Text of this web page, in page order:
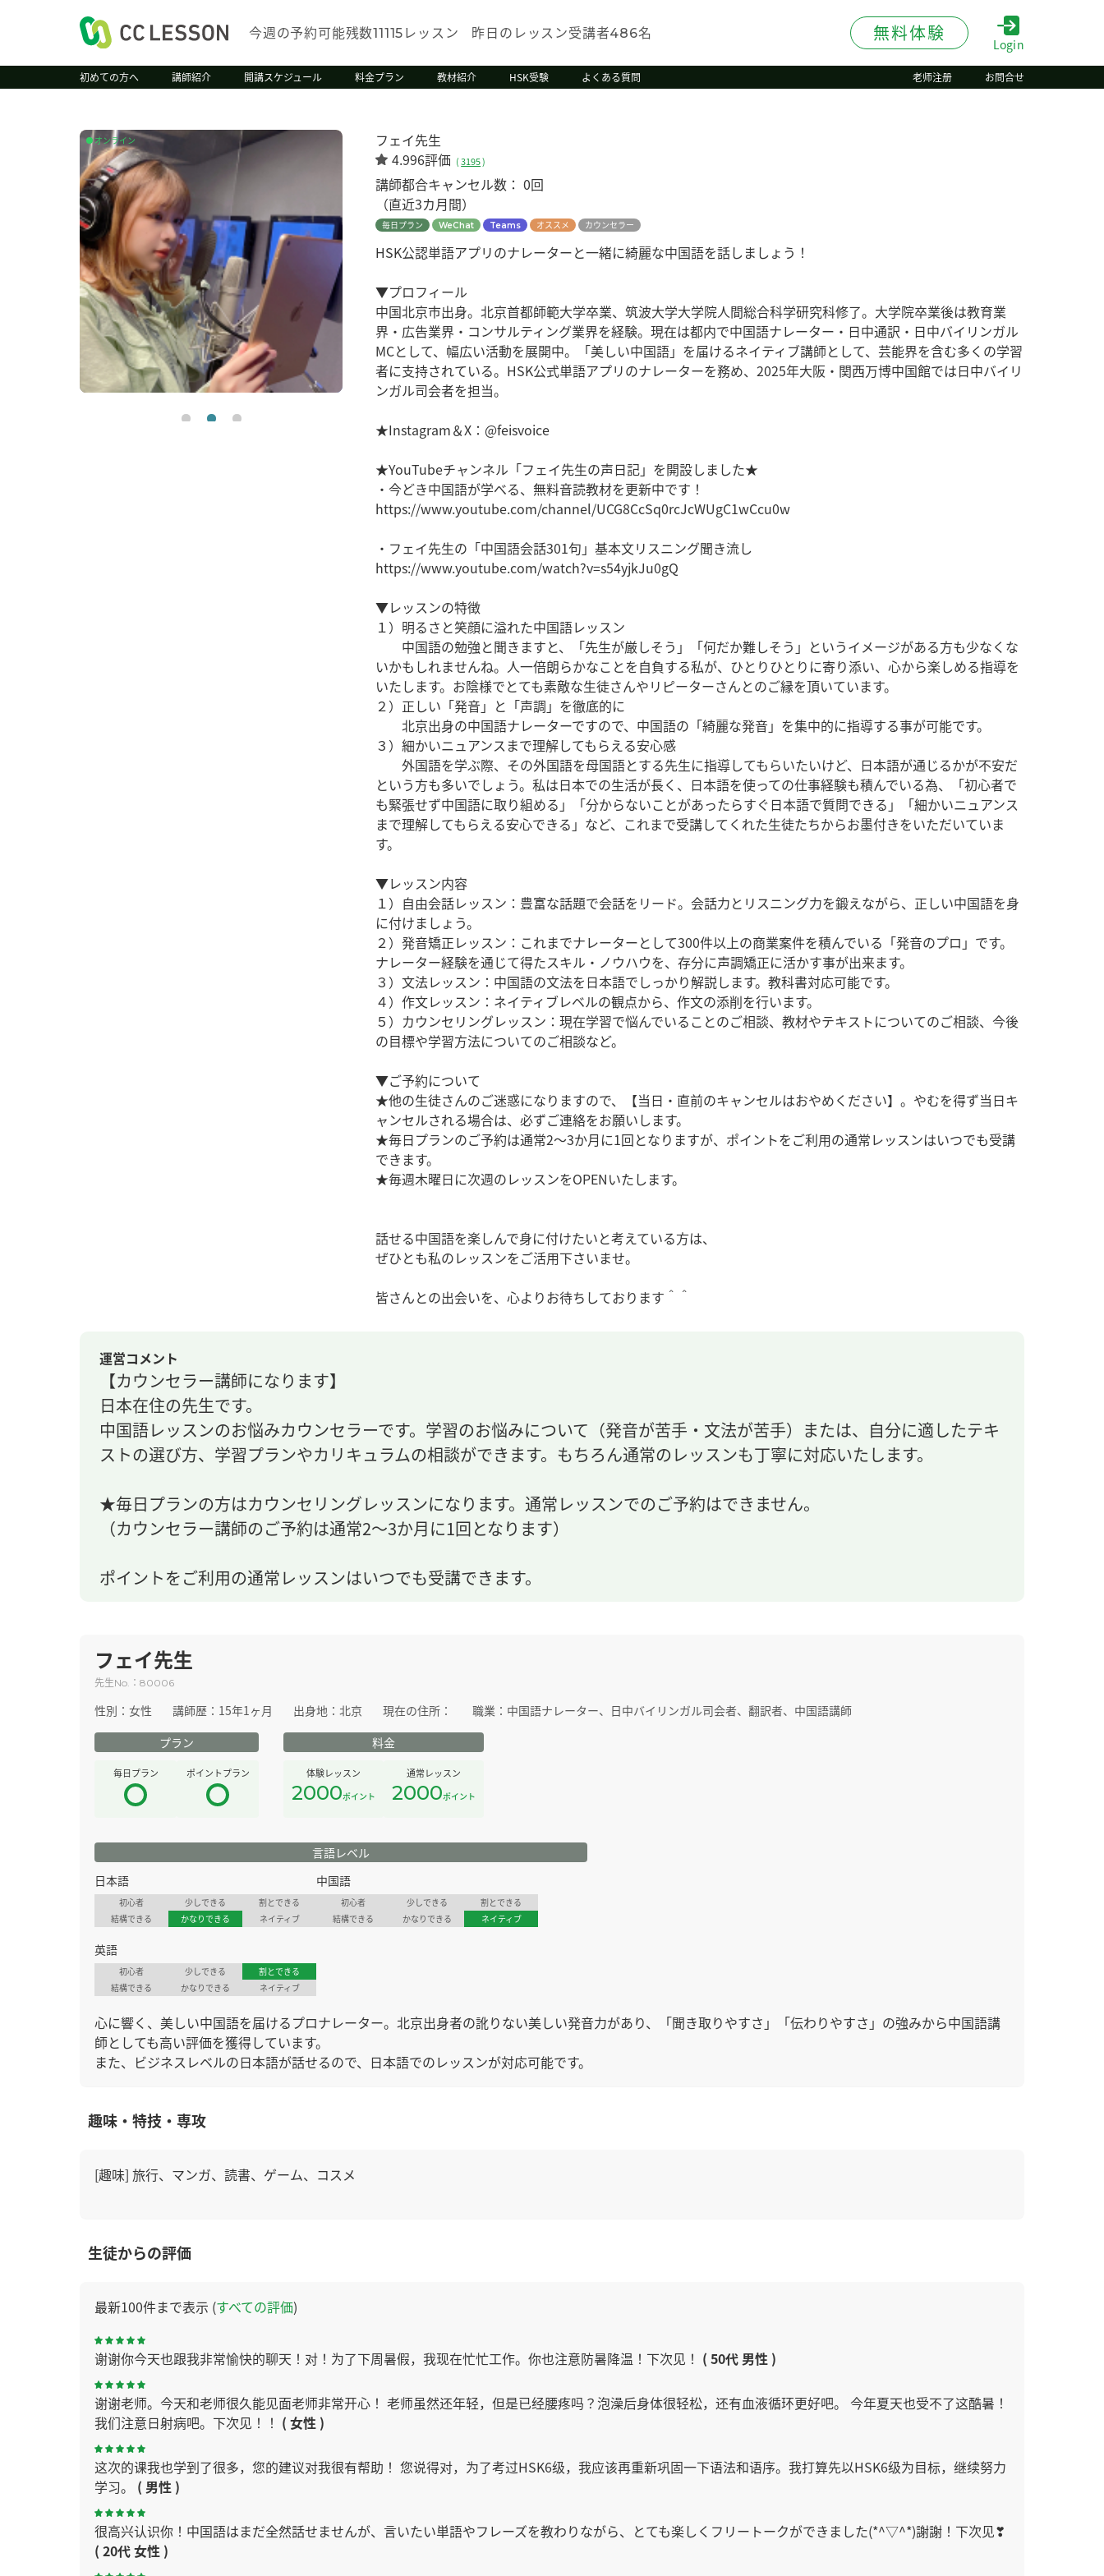
今週の予約可能残数11115 レッスン 昨日のレッスン受講者486名 無料体験
Login
初めての方へ 講師紹介 開講スケジュール 料金プラン 教材紹介 HSK受験 よくある質問 老师注册 お問合せ
オンライン
フェイ先生
4.996評価 (3195)
講師都合キャンセル数： 0回
（直近3カ月間）
毎日プラン WeChat Teams オススメ カウンセラー
HSK公認単語アプリのナレーターと一緒に綺麗な中国語を話しましょう！
▼プロフィール
中国北京市出身。北京首都師範大学卒業、筑波大学大学院人間総合科学研究科修了。大学院卒業後は教育業
界・広告業界・コンサルティング業界を経験。現在は都内で中国語ナレーター・日中通訳・日中バイリンガル
MCとして、幅広い活動を展開中。「美しい中国語」を届けるネイティブ講師として、芸能界を含む多くの学習
者に支持されている。HSK公式単語アプリのナレーターを務め、2025年大阪・関西万博中国館では日中バイリ
ンガル司会者を担当。
★Instagram＆X：@feisvoice
★YouTubeチャンネル「フェイ先生の声日記」を開設しました★
・今どき中国語が学べる、無料音読教材を更新中です！
https://www.youtube.com/channel/UCG8CcSq0rcJcWUgC1wCcu0w
・フェイ先生の「中国語会話301句」基本文リスニング聞き流し
https://www.youtube.com/watch?v=s54yjkJu0gQ
▼レッスンの特徴
１）明るさと笑顔に溢れた中国語レッスン
中国語の勉強と聞きますと、「先生が厳しそう」「何だか難しそう」というイメージがある方も少なくな
いかもしれませんね。人一倍朗らかなことを自負する私が、ひとりひとりに寄り添い、心から楽しめる指導を
いたします。お陰様でとても素敵な生徒さんやリピーターさんとのご縁を頂いています。
２）正しい「発音」と「声調」を徹底的に
北京出身の中国語ナレーターですので、中国語の「綺麗な発音」を集中的に指導する事が可能です。
３）細かいニュアンスまで理解してもらえる安心感
外国語を学ぶ際、その外国語を母国語とする先生に指導してもらいたいけど、日本語が通じるかが不安だ
という方も多いでしょう。私は日本での生活が長く、日本語を使っての仕事経験も積んでいる為、「初心者で
も緊張せず中国語に取り組める」「分からないことがあったらすぐ日本語で質問できる」「細かいニュアンス
まで理解してもらえる安心できる」など、これまで受講してくれた生徒たちからお墨付きをいただいていま
す。
▼レッスン内容
１）自由会話レッスン：豊富な話題で会話をリード。会話力とリスニング力を鍛えながら、正しい中国語を身
に付けましょう。
２）発音矯正レッスン：これまでナレーターとして300件以上の商業案件を積んでいる「発音のプロ」です。
ナレーター経験を通じて得たスキル・ノウハウを、存分に声調矯正に活かす事が出来ます。
３）文法レッスン：中国語の文法を日本語でしっかり解説します。教科書対応可能です。
４）作文レッスン：ネイティブレベルの観点から、作文の添削を行います。
５）カウンセリングレッスン：現在学習で悩んでいることのご相談、教材やテキストについてのご相談、今後
の目標や学習方法についてのご相談など。
▼ご予約について
★他の生徒さんのご迷惑になりますので、【当日・直前のキャンセルはおやめください】。やむを得ず当日キ
ャンセルされる場合は、必ずご連絡をお願いします。
★毎日プランのご予約は通常2～3か月に1回となりますが、ポイントをご利用の通常レッスンはいつでも受講
できます。
★毎週木曜日に次週のレッスンをOPENいたします。
話せる中国語を楽しんで身に付けたいと考えている方は、
ぜひとも私のレッスンをご活用下さいませ。
皆さんとの出会いを、心よりお待ちしております＾＾
運営コメント
【カウンセラー講師になります】
日本在住の先生です。
中国語レッスンのお悩みカウンセラーです。学習のお悩みについて（発音が苦手・文法が苦手）または、自分に適したテキ
ストの選び方、学習プランやカリキュラムの相談ができます。もちろん通常のレッスンも丁寧に対応いたします。
★毎日プランの方はカウンセリングレッスンになります。通常レッスンでのご予約はできません。
（カウンセラー講師のご予約は通常2～3か月に1回となります）
ポイントをご利用の通常レッスンはいつでも受講できます。
フェイ先生
先生No. ： 80006
性別： 女性 講師歴： 15年1ヶ月 出身地： 北京 現在の住所： 職業： 中国語ナレーター、日中バイリンガル司会者、翻訳者、中国語講師
プラン
毎日プラン ポイントプラン
料金
体験レッスン
2000ポイント
通常レッスン
2000ポイント
言語レベル
日本語
初心者 少しできる
割とできる
結構できる
かなりできる ネイティブ
中国語
初心者 少しできる
割とできる
結構できる
かなりできる ネイティブ
英語
初心者 少しできる
割とできる
結構できる
かなりできる ネイティブ
心に響く、美しい中国語を届けるプロナレーター。北京出身者の訛りない美しい発音力があり、「聞き取りやすさ」「伝わりやすさ」の強みから中国語講
師としても高い評価を獲得しています。
また、ビジネスレベルの日本語が話せるので、日本語でのレッスンが対応可能です。
趣味・特技・専攻
[趣味] 旅行、マンガ、読書、ゲーム、コスメ
生徒からの評価
最新100件まで表示 (すべての評価)
谢谢你今天也跟我非常愉快的聊天！对！为了下周暑假，我现在忙忙工作。你也注意防暑降温！下次见！ ( 50代 男性 )
谢谢老师。今天和老师很久能见面老师非常开心！ 老师虽然还年轻，但是已经腰疼吗？泡澡后身体很轻松，还有血液循环更好吧。 今年夏天也受不了这酷暑！
我们注意日射病吧。下次见！！ ( 女性 )
这次的课我也学到了很多，您的建议对我很有帮助！ 您说得对，为了考过HSK6级，我应该再重新巩固一下语法和语序。我打算先以HSK6级为目标，继续努力
学习。 ( 男性 )
很高兴认识你！中国語はまだ全然話せませんが、言いたい単語やフレーズを教わりながら、とても楽しくフリートークができました(*^▽^*)謝謝！下次见❣
( 20代 女性 )